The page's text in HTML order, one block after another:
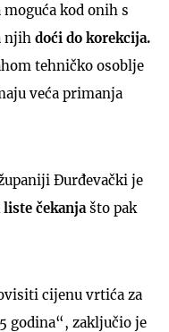
moguća kod onih s
njih doći do korekcija.
tehničko osoblje
veća primanja
Đurđevački je
liste čekanja što pak
cijenu vrtića za
godina“, zaključio je